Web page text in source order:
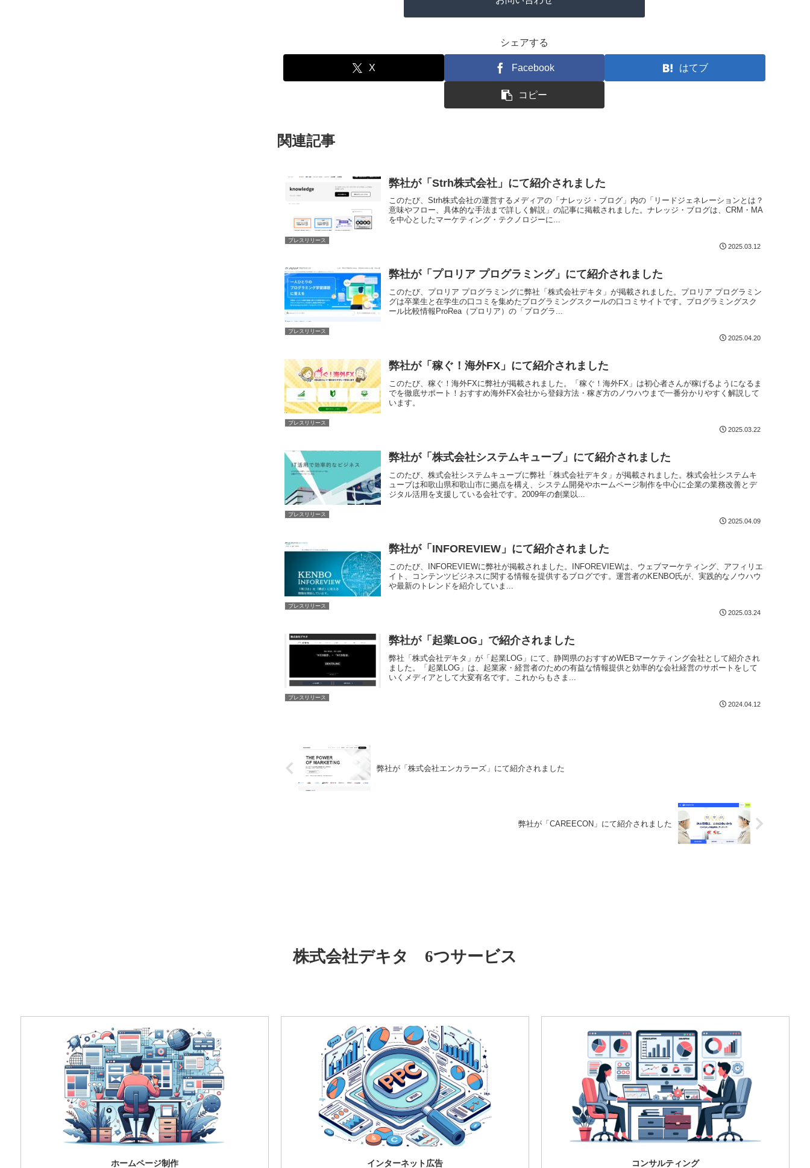
シェアする
X Facebook はてブ
コピー
関連記事
プレスリリース
弊社が「Strh株式会社」にて紹介されました
このたび、Strh株式会社の運営するメディアの「ナレッジ・ブログ」内の「リードジェネレーションとは？
意味やフロー、具体的な手法まで詳しく解説」の記事に掲載されました。ナレッジ・ブログは、CRM・MA
を中心としたマーケティング・テクノロジーに...
2025.03.12
プレスリリース
弊社が「プロリア プログラミング」にて紹介されました
このたび、プロリア プログラミングに弊社「株式会社デキタ」が掲載されました。プロリア プログラミン
グは卒業生と在学生の口コミを集めたプログラミングスクールの口コミサイトです。プログラミングスク
ール比較情報ProRea（プロリア）の「プログラ...
2025.04.20
プレスリリース
弊社が「稼ぐ！海外FX」にて紹介されました
このたび、稼ぐ！海外FXに弊社が掲載されました。「稼ぐ！海外FX」は初心者さんが稼げるようになるま
でを徹底サポート！おすすめ海外FX会社から登録方法・稼ぎ方のノウハウまで一番分かりやすく解説して
います。
2025.03.22
プレスリリース
弊社が「株式会社システムキューブ」にて紹介されました
このたび、株式会社システムキューブに弊社「株式会社デキタ」が掲載されました。株式会社システムキ
ューブは和歌山県和歌山市に拠点を構え、システム開発やホームページ制作を中心に企業の業務改善とデ
ジタル活用を支援している会社です。2009年の創業以...
2025.04.09
プレスリリース
弊社が「INFOREVIEW」にて紹介されました
このたび、INFOREVIEWに弊社が掲載されました。INFOREVIEWは、ウェブマーケティング、アフィリエ
イト、コンテンツビジネスに関する情報を提供するブログです。​運営者のKENBO氏が、実践的なノウハウ
や最新のトレンドを紹介していま...
2025.03.24
プレスリリース
弊社が「起業LOG」で紹介されました
弊社「株式会社デキタ」が「起業LOG」にて、静岡県のおすすめWEBマーケティング会社として紹介され
ました。「起業LOG」は、起業家・経営者のための有益な情報提供と効率的な会社経営のサポートをして
いくメディアとして大変有名です。これからもさま...
2024.04.12
弊社が「株式会社エンカラーズ」にて紹介されました
弊社が「CAREECON」にて紹介されました
株式会社デキタ 6つサービス
ホームページ制作 インターネット広告 コンサルティング